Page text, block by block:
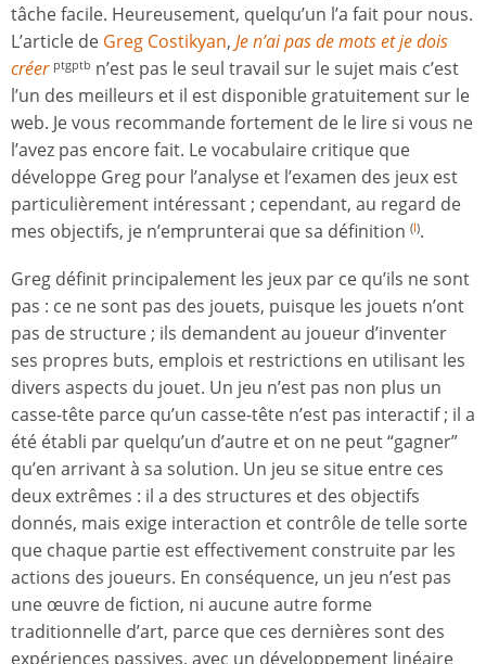
tâche facile. Heureusement, quelqu’un l’a fait pour nous.
L’article de Greg Costikyan, Je n’ai pas de mots et je dois
créer ptgptb n’est pas le seul travail sur le sujet mais c’est
l’un des meilleurs et il est disponible gratuitement sur le
web. Je vous recommande fortement de le lire si vous ne
l’avez pas encore fait. Le vocabulaire critique que
développe Greg pour l’analyse et l’examen des jeux est
particulièrement intéressant ; cependant, au regard de
mes objectifs, je n’emprunterai que sa définition (I).
Greg définit principalement les jeux par ce qu’ils ne sont
pas : ce ne sont pas des jouets, puisque les jouets n’ont
pas de structure ; ils demandent au joueur d’inventer
ses propres buts, emplois et restrictions en utilisant les
divers aspects du jouet. Un jeu n’est pas non plus un
casse-tête parce qu’un casse-tête n’est pas interactif ; il a
été établi par quelqu’un d’autre et on ne peut “gagner”
qu’en arrivant à sa solution. Un jeu se situe entre ces
deux extrêmes : il a des structures et des objectifs
donnés, mais exige interaction et contrôle de telle sorte
que chaque partie est effectivement construite par les
actions des joueurs. En conséquence, un jeu n’est pas
une œuvre de fiction, ni aucune autre forme
traditionnelle d’art, parce que ces dernières sont des
expériences passives, avec un développement linéaire